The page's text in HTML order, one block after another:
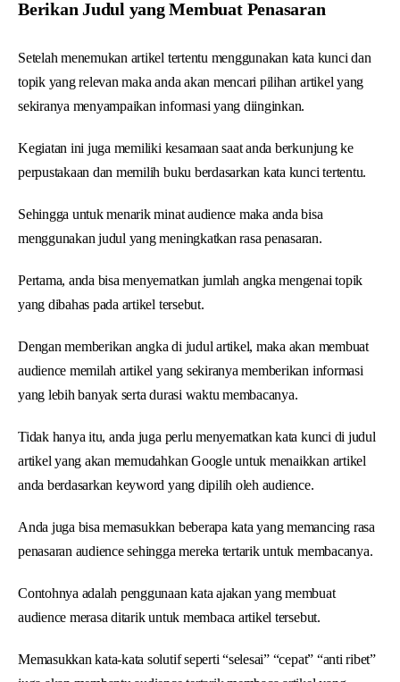
Berikan Judul yang Membuat Penasaran
Setelah menemukan artikel tertentu menggunakan kata kunci dan
topik yang relevan maka anda akan mencari pilihan artikel yang
sekiranya menyampaikan informasi yang diinginkan.
Kegiatan ini juga memiliki kesamaan saat anda berkunjung ke
perpustakaan dan memilih buku berdasarkan kata kunci tertentu.
Sehingga untuk menarik minat audience maka anda bisa
menggunakan judul yang meningkatkan rasa penasaran.
Pertama, anda bisa menyematkan jumlah angka mengenai topik
yang dibahas pada artikel tersebut.
Dengan memberikan angka di judul artikel, maka akan membuat
audience memilah artikel yang sekiranya memberikan informasi
yang lebih banyak serta durasi waktu membacanya.
Tidak hanya itu, anda juga perlu menyematkan kata kunci di judul
artikel yang akan memudahkan Google untuk menaikkan artikel
anda berdasarkan keyword yang dipilih oleh audience.
Anda juga bisa memasukkan beberapa kata yang memancing rasa
penasaran audience sehingga mereka tertarik untuk membacanya.
Contohnya adalah penggunaan kata ajakan yang membuat
audience merasa ditarik untuk membaca artikel tersebut.
Memasukkan kata-kata solutif seperti “selesai” “cepat” “anti ribet”